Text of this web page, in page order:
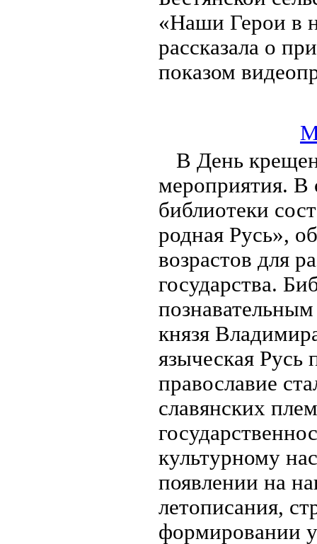
«Наши Герои в
рассказала о
показом
В День
мероприятия. В
библиотеки
родная Русь»,
возрастов для
государства.
князя
языческая
православие
славянских
культурному
появлении на
летописания,
формировании